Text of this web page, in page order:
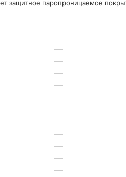
защитное паропроницаемое